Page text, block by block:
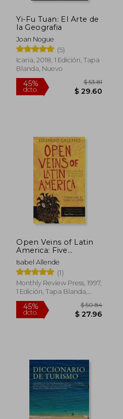
Yi-Fu Tuan: El Arte de
la Geografia
Joan Nogue
(5)
Icaria, 2018, 1 Edición, Tapa
Blanda, Nuevo
45%
Open Veins of Latin
America: Five
Centuries of the
Pillage of a Continent
(en Inglés)
Isabel Allende
(1)
Monthly Review Press, 1997,
1 Edición, Tapa Blanda,
Nuevo
45%